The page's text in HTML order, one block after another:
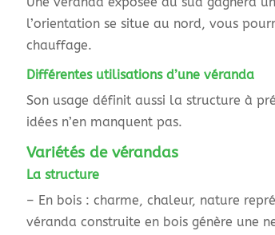
l’orientation se situe au nord, vous
chauffage.
Différentes utilisations d’une véranda
Son usage définit aussi la structure à
idées n’en manquent pas.
Variétés de vérandas
La structure
– En bois : charme, chaleur, nature
véranda construite en bois génère une